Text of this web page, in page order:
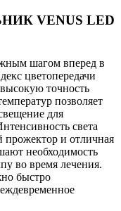
VENUS LED
шагом вперед в
цветопередачи
точность
позволяет
для
света
прожектор и отличная
необходимость
во время лечения.
быстро